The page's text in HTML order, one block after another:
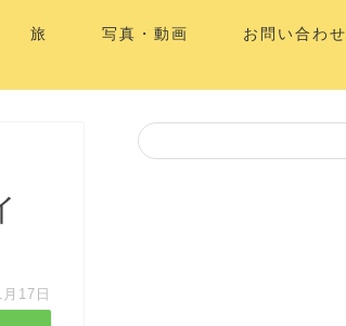
旅 写真・動画 お問い合わせ
17日